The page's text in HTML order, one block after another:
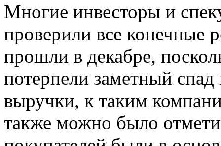
Многие инвесторы и
проверили все конечные
прошли в декабре,
потерпели заметный
выручки, к таким
также можно было